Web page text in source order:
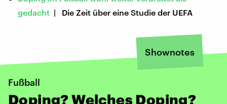
gedacht | Die Zeit über eine Studie der UEFA
Shownotes
Fußball
Doping? Welches Doping?